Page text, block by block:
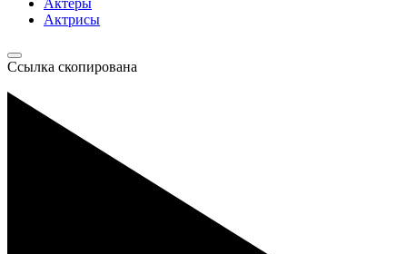
Актрисы
Ссылка скопирована